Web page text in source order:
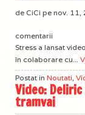
de CiCi pe nov. 11,
comentarii
Stress a lansat
în colaborare cu...
Postat in Noutati,
Video:
tramvai